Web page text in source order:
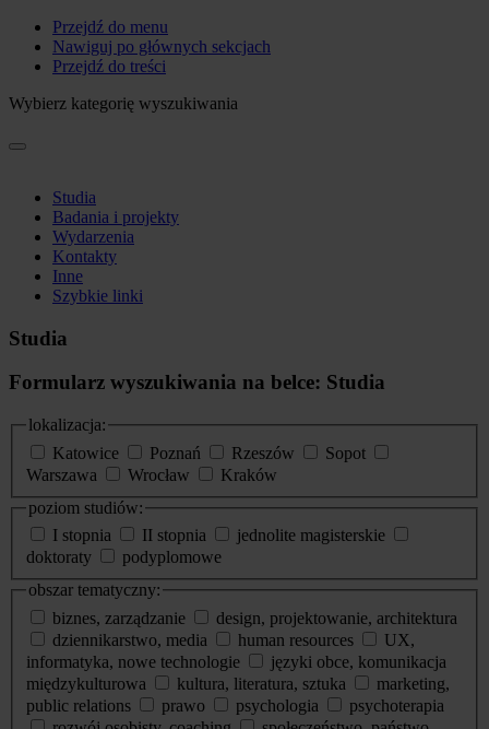
Przejdź do menu
Nawiguj po głównych sekcjach
Przejdź do treści
Wybierz kategorię wyszukiwania
Studia
Badania i projekty
Wydarzenia
Kontakty
Inne
Szybkie linki
Studia
Formularz wyszukiwania na belce: Studia
lokalizacja:
Katowice
Poznań Rzeszów
Sopot
Warszawa
Wrocław
Kraków
poziom studiów:
I stopnia
II stopnia
jednolite magisterskie
doktoraty
podyplomowe
obszar tematyczny:
biznes, zarządzanie
design, projektowanie, architektura
dziennikarstwo, media
human resources
UX,
informatyka, nowe technologie
języki obce, komunikacja
międzykulturowa
kultura, literatura, sztuka
marketing,
public relations
prawo psychologia
psychoterapia